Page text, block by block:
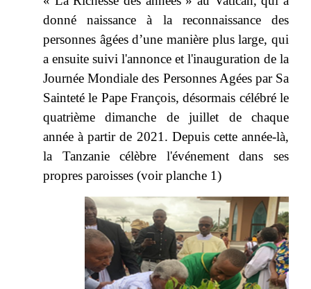
donné naissance à la reconnaissance des
personnes âgées d’une manière plus large, qui
a ensuite suivi l'annonce et l'inauguration de la
Journée Mondiale des Personnes Agées par Sa
Sainteté le Pape François, désormais célébré le
quatrième dimanche de juillet de chaque
année à partir de 2021. Depuis cette année-là,
la Tanzanie célèbre l'événement dans ses
propres paroisses (voir planche 1)